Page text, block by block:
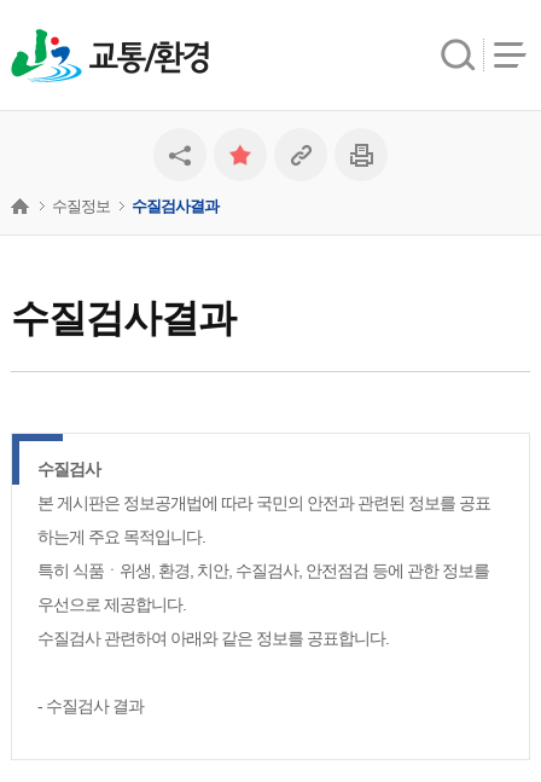
교통/환경
수질검사결과
수질정보 수질검사결과
수질검사
본 게시판은 정보공개법에 따라 국민의 안전과 관련된 정보를 공표
하는게 주요 목적입니다.
특히 식품ㆍ위생, 환경, 치안, 수질검사, 안전점검 등에 관한 정보를
우선으로 제공합니다.
수질검사 관련하여 아래와 같은 정보를 공표합니다.
- 수질검사 결과